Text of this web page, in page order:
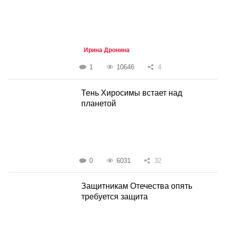
Ирина Дронина
1 10646 4
Тень Хиросимы встает над
планетой
0 6031 32
Защитникам Отечества опять
требуется защита